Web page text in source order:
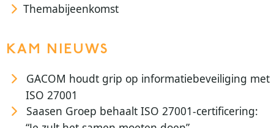
Themabijeenkomst
KAM NIEUWS
GACOM houdt grip op informatiebeveiliging met
ISO 27001
Saasen Groep behaalt ISO 27001-certificering: